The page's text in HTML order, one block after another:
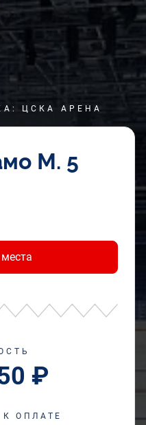
ЦСКА АРЕНА
М. 5
₽
ОПЛАТЕ